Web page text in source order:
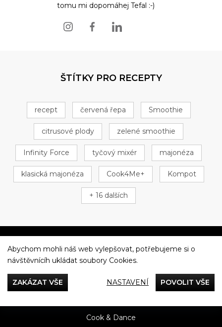
tomu mi dopomáhej Tefal :-)
ŠTÍTKY PRO RECEPTY
recept červená řepa Smoothie
citrusové plody zelené smoothie
Infinity Force tyčový mixér majonéza
klasická majonéza Cook4Me+ Kompot
+ 16 dalších
Večeříme společně
Cook & Dance
Abychom mohli náš web vylepšovat, potřebujeme si o
návštěvnícíh ukládat soubory Cookies.
ZAKÁZAT VŠE NASTAVENÍ POVOLIT VŠE